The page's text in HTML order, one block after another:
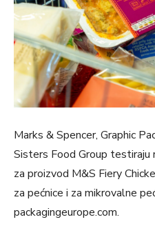
Marks & Spencer, Graphic
Sisters Food Group testiraju
za proizvod M&S Fiery
za pećnice i za mikrovalne
packagingeurope.com.